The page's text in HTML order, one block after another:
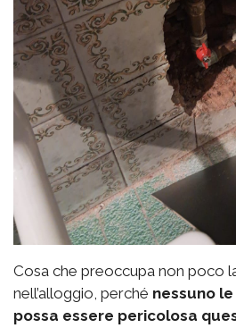
Cosa che preoccupa non poco
nell’alloggio, perché nessuno
possa essere pericolosa